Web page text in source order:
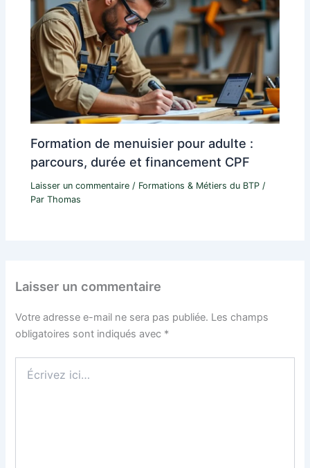
Formation de menuisier pour adulte :
parcours, durée et financement CPF
Laisser un commentaire / Formations & Métiers du BTP /
ParThomas
Laisser un commentaire
Votre adresse e-mail ne sera pas publiée. Les champs
obligatoires sont indiqués avec *
ici…